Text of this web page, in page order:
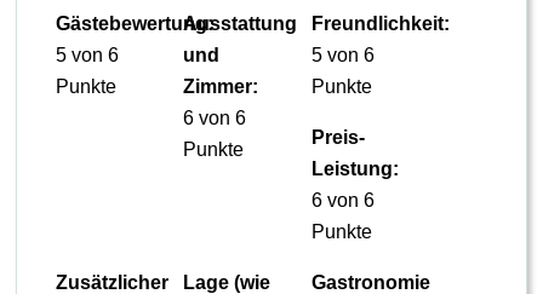
Gästebewertung:
5 von 6
Punkte
Ausstattung
und
Zimmer:
6 von 6
Punkte
Freundlichkeit:
5 von 6
Punkte
Preis-
Leistung:
6 von 6
Punkte
Zusätzlicher
Lage (wie
Gastronomie